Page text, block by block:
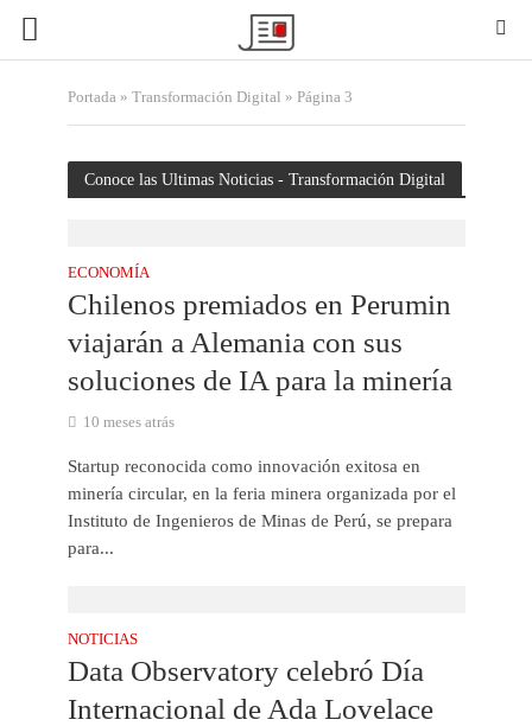
Portada» Transformación Digital » Página 3
Conoce las Ultimas Noticias - Transformación Digital
ECONOMÍA
Chilenos premiados en Perumin
viajarán a Alemania con sus
soluciones de IA para la minería
10 meses atrás
Startup reconocida como innovación exitosa en
minería circular, en la feria minera organizada por el
Instituto de Ingenieros de Minas de Perú, se prepara
para...
NOTICIAS
Data Observatory celebró Día
Internacional de Ada Lovelace